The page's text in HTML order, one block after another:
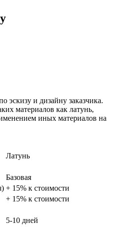
эскизу и дизайну заказчика.
материалов как латунь,
иных материалов на
Латунь
Базовая
+ 15% к стоимости
+ 15% к стоимости
5-10 дней